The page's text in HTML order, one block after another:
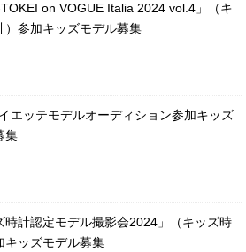
TOKEI on VOGUE Italia 2024 vol.4」（キ
）参加キッズモデル募集
エッテモデルオーディション参加キッズ
集
時計認定モデル撮影会2024」（キッズ時
キッズモデル募集